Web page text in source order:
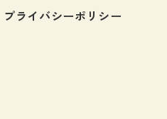
プライバシーポリシー